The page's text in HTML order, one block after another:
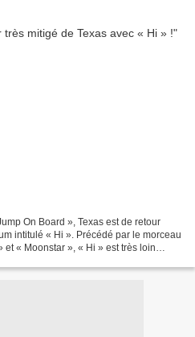
On Board », Texas est de retour
intitulé « Hi ». Précédé par le morceau
« Moonstar », « Hi » est très loin